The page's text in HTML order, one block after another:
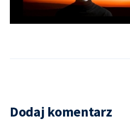
Dodaj komentarz